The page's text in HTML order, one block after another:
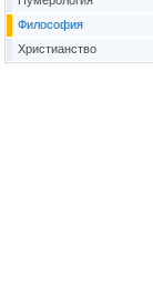
Философия
Христианство